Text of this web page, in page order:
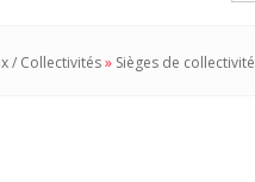
/ Collectivités» Sièges de collectivité